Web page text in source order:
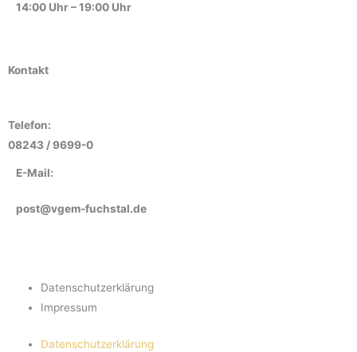
Kontakt
Telefon:
08243 / 9699-0
E-Mail:
post@vgem-fuchstal.de
14:00 Uhr – 19:00 Uhr
Datenschutzerklärung
Impressum
Datenschutzerklärung